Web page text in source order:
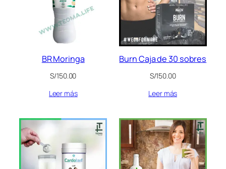
BR Moringa
S/150.00
Leer más
Burn Caja de 30 sobres
S/150.00
Leer más